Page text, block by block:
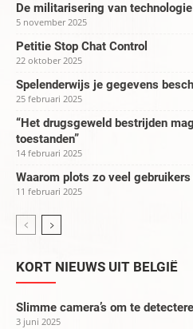
De militarisering van technologie
5 november 2025
Petitie Stop Chat Control
22 oktober 2025
Spelenderwijs je gegevens
25 februari 2025
“Het drugsgeweld bestrijden
toestanden”
14 februari 2025
Waarom plots zo veel
11 februari 2025
KORT NIEUWS UIT BELGIË
Slimme camera’s om te
3 juni 2025